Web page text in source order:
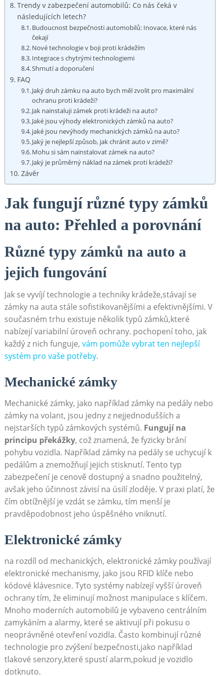
Trendy v zabezpečení automobilů: Co nás čeká v
následujících letech?
Budoucnost bezpečnosti automobilů: Inovace, které nás
čekají
Nové technologie v boji proti krádežím
Integrace s chytrými technologiemi
Shrnutí a doporučení
FAQ
Jaký druh zámku na auto bych měl zvolit pro maximální
ochranu proti krádeži?
Jak nainstaluji zámek proti krádeži na auto?
Jaké jsou výhody elektronických zámků na auto?
jaké jsou nevýhody mechanických zámků na auto?
Jaký je nejlepší způsob, jak chránit auto v zimě?
Mohu si sám nainstalovat zámek na auto?
Jaký je průměrný náklad na zámek proti krádeži?
Závěr
Jak fungují různé typy zámků
na auto: Přehled a porovnání
Různé typy zámků na auto a
jejich fungování
Jak se vyvíjí technologie a techniky krádeže,stávají se
zámky na auta stále sofistikovanějšími a efektivnějšími. V
současném trhu existuje několik typů zámků,které
nabízejí variabilní úroveň ochrany. pochopení toho, jak
každý z nich funguje, vám pomůže vybrat ten nejlepší
systém pro vaše potřeby.
Mechanické zámky
Mechanické zámky, jako například zámky na pedály nebo
zámky na volant, jsou jedny z nejjednodušších a
nejstarších typů zámkových systémů. Fungují na
principu překážky, což znamená, že fyzicky brání
pohybu vozidla. Například zámky na pedály se uchycují k
pedálům a znemožňují jejich stisknutí. Tento typ
zabezpečení je cenově dostupný a snadno použitelný,
avšak jeho účinnost závisí na úsilí zloděje. V praxi platí, že
čím obtížnější je vzdát se zámku, tím menší je
pravděpodobnost jeho úspěšného vniknutí.
Elektronické zámky
na rozdíl od mechanických, elektronické zámky používají
elektronické mechanismy, jako jsou RFID klíče nebo
kódové klávesnice. Tyto systémy nabízejí vyšší úroveň
ochrany tím, že eliminují možnost manipulace s klíčem.
Mnoho moderních automobilů je vybaveno centrálním
zamykáním a alarmy, které se aktivují při pokusu o
neoprávněné otevření vozidla. Často kombinují různé
technologie pro zvýšení bezpečnosti,jako například
tlakové senzory,které spustí alarm,pokud je vozidlo
dotknuto.